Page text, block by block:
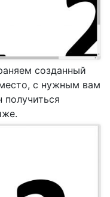
созданный
с нужным вам
получиться